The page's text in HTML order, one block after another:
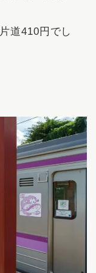
道410円でし